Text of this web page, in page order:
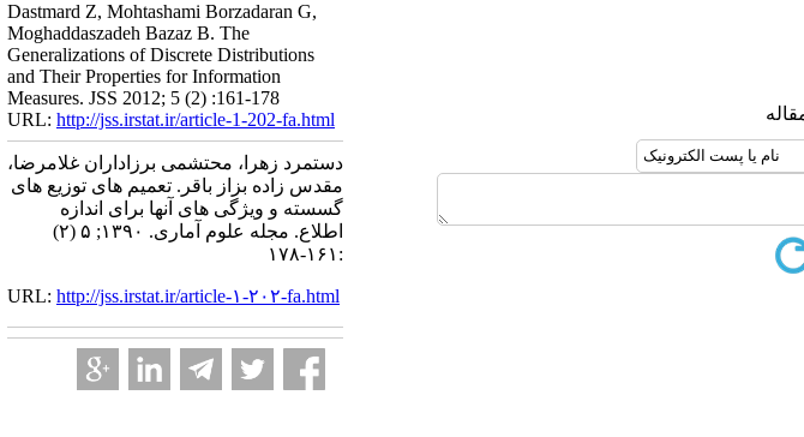
Dastmard Z, Mohtashami Borzadaran G,
Moghaddaszadeh Bazaz B. The
Generalizations of Discrete Distributions
and Their Properties for Information
Measures. JSS 2012; 5 (2) :161-178
URL: http://jss.irstat.ir/article-1-202-fa.html
دستمرد زهرا، محتشمی برزاداران غلامرضا،
مقدس زاده بزاز باقر. تعمیم های توزیع های
گسسته و ویژگی های آنها برای اندازه
اطلاع. مجله علوم آماری. ۱۳۹۰; ۵ (۲)
:۱۶۱-۱۷۸
URL: http://jss.irstat.ir/article-۱-۲۰۲-fa.html